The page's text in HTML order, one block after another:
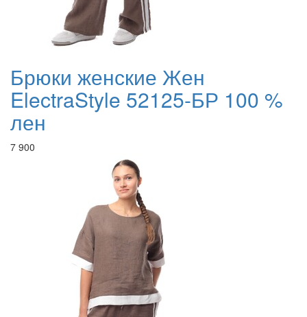
Брюки женские Жен
ElectraStyle 52125-БР 100 %
лен
7 900